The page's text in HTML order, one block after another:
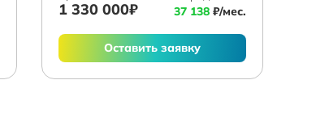
1 330 000₽
37 138 ₽/мес.
Оставить заявку